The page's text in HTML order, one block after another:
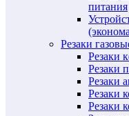
питания
Резаки
Резаки
Резаки
Резаки
Резаки
Резаки